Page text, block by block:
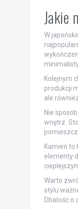
Jakie
W
Kolejnym
produkcji
ale
Nie
wnętrz.
Kamień to
elementy
Warto
stylu
Dbałość